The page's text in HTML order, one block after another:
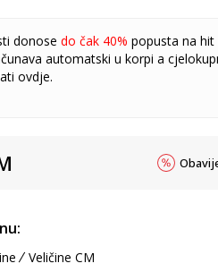
donose do čak 40% popusta na
automatski u korpi a
ovdje.
Veličine CM